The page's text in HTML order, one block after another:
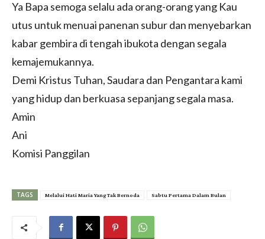
Ya Bapa semoga selalu ada orang-orang yang Kau
utus untuk menuai panenan subur dan menyebarkan
kabar gembira di tengah ibukota dengan segala
kemajemukannya.
Demi Kristus Tuhan, Saudara dan Pengantara kami
yang hidup dan berkuasa sepanjang segala masa.
Amin
Ani
Komisi Panggilan
TAGS Melalui Hati Maria Yang Tak Bernoda Sabtu Pertama Dalam Bulan